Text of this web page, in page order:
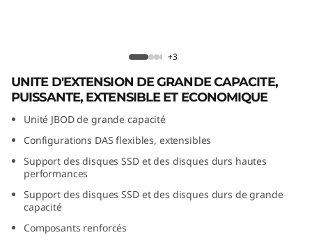
h
e
S
D1224 Direct Attached Storage
+3
UNITE D'EXTENSION DE GRANDE CAPACITE,
PUISSANTE, EXTENSIBLE ET ECONOMIQUE
Unité JBOD de grande capacité
Configurations DAS flexibles, extensibles
Support des disques SSD et des disques durs hautes
performances
Support des disques SSD et des disques durs de grande
capacité
Composants renforcés